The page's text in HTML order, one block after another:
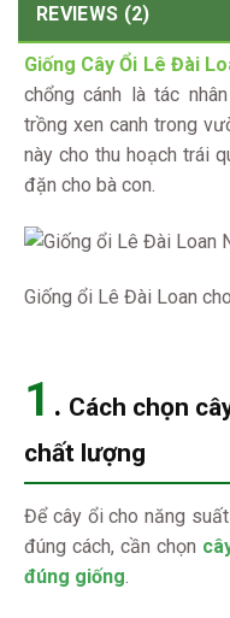
REVIEWS (2)
Giống Cây Ổi Lê Đài
chổng cánh là tác
trồng xen canh trong
này cho thu hoạch trái
đặn cho bà con.
Giống ổi Lê Đài Loan
1 . Cách chọn
chất lượng
Để cây ổi cho năng
đúng cách, cần chọn
đúng giống